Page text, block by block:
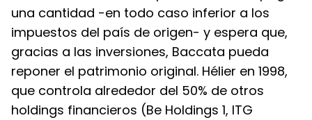
una cantidad -en todo caso inferior a los
impuestos del país de origen- y espera que,
gracias a las inversiones, Baccata pueda
reponer el patrimonio original. Hélier en 1998,
que controla alrededor del 50% de otros
holdings financieros (Be Holdings 1, ITG